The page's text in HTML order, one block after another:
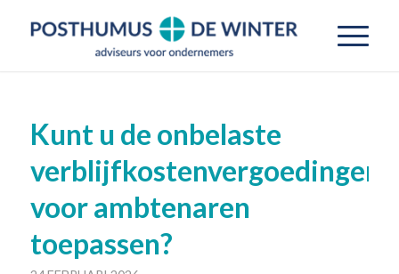
Kunt u de onbelaste
verblijfkostenvergoedingen
voor ambtenaren
toepassen?